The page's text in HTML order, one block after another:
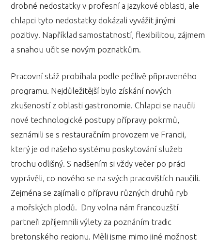
drobné nedostatky v profesní a jazykové oblasti, ale
chlapci tyto nedostatky dokázali vyvážit jinými
pozitivy. Například samostatností, flexibilitou, zájmem
a snahou učit se novým poznatkům.
Pracovní stáž probíhala podle pečlivě připraveného
programu. Nejdůležitější bylo získání nových
zkušeností z oblasti gastronomie. Chlapci se naučili
nové technologické postupy přípravy pokrmů,
seznámili se s restauračním provozem ve Francii,
který je od našeho systému poskytování služeb
trochu odlišný. S nadšením si vždy večer po práci
vyprávěli, co nového se na svých pracovištích naučili.
Zejména se zajímali o přípravu různých druhů ryb
a mořských plodů. Dny volna nám francouzští
partneři zpříjemnili výlety za poznáním tradic
bretonského regionu. Měli jsme mimo jiné možnost